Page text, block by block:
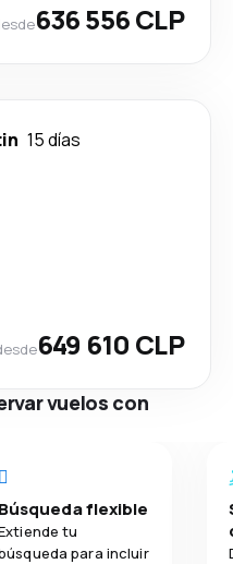
636 556 CLP
15 días
649 610 CLP
vuelos con
Búsqueda flexible
tu
para incluir